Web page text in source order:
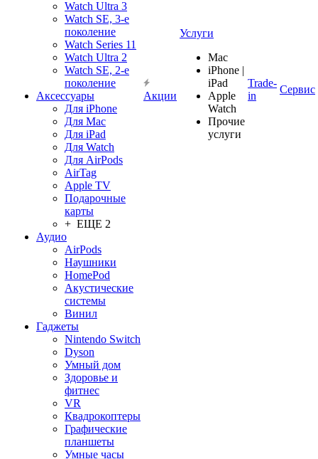
Watch Ultra 3
Watch SE, 3-е
поколение
Watch Series 11
Watch Ultra 2
Watch SE, 2-е
поколение
Аксессуары
Для iPhone
Для Mac
Для iPad
Для Watch
Для AirPods
AirTag
Apple TV
Подарочные
карты
+ ЕЩЕ 2
Аудио
AirPods
Наушники
HomePod
Акустические
системы
Винил
Гаджеты
Nintendo Switch
Dyson
Умный дом
Здоровье и
фитнес
VR
Квадрокоптеры
Графические
планшеты
Умные часы
Акции
Услуги
Mac
iPhone |
iPad
Apple
Watch
Прочие
услуги
Trade-
in
Сервис